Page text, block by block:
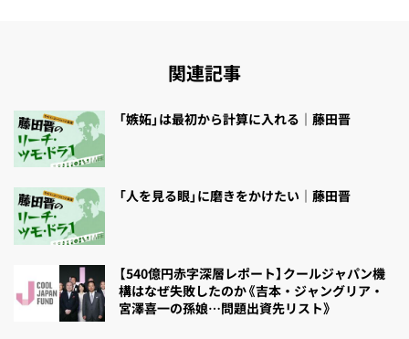
関連記事
「嫉妬」は最初から計算に入れる｜藤田晋
「人を見る眼」に磨きをかけたい｜藤田晋
【540億円赤字深層レポート】クールジャパン機
構はなぜ失敗したのか《吉本・ジャングリア・
宮澤喜一の孫娘…問題出資先リスト》